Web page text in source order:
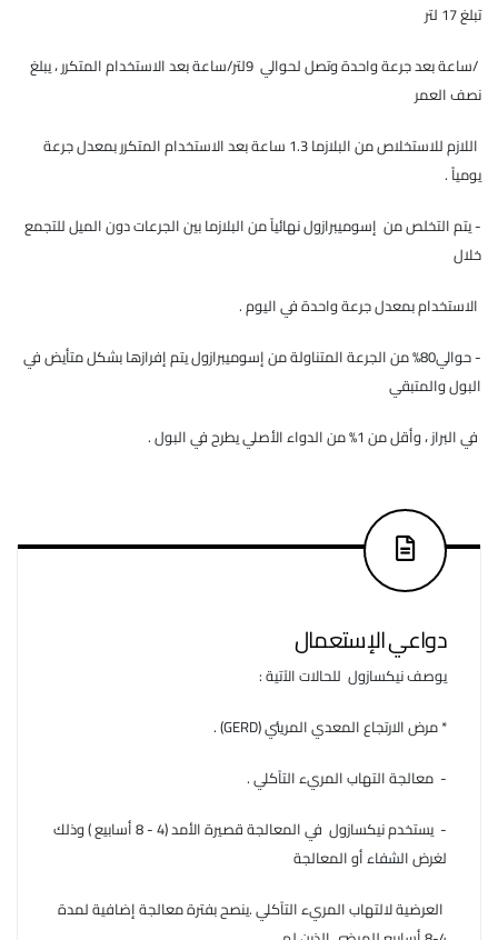
تبلغ 17 لتر
/ساعة بعد جرعة واحدة وتصل لحوالي 9لتر/ساعة بعد الاستخدام المتكرر ، يبلغ
نصف العمر
اللازم للاستخلاص من البلازما 1.3 ساعة بعد الاستخدام المتكرر بمعدل جرعة
يومياً .
- يتم التخلص من إسوميبرازول نهائياً من البلازما بين الجرعات دون الميل للتجمع
خلال
الاستخدام بمعدل جرعة واحدة في اليوم .
- حوالي80% من الجرعة المتناولة من إسوميبرازول يتم إفرازها بشكل متأيض في
البول والمتبقي
في البراز ، وأقل من 1% من الدواء الأصلي يطرح في البول .
دواعي الإستعمال
يوصف نيكسازول للحالات الآتية :
* مرض الارتجاع المعدي المريئي (GERD) .
- معالجة التهاب المريء التآكلي .
- يستخدم نيكسازول في المعالجة قصيرة الأمد (4 - 8 أسابيع ) وذلك
لغرض الشفاء أو المعالجة
العرضية لالتهاب المريء التآكلي .ينصح بفترة معالجة إضافية لمدة